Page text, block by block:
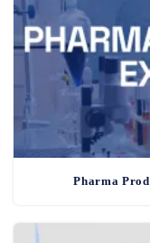
Pharma